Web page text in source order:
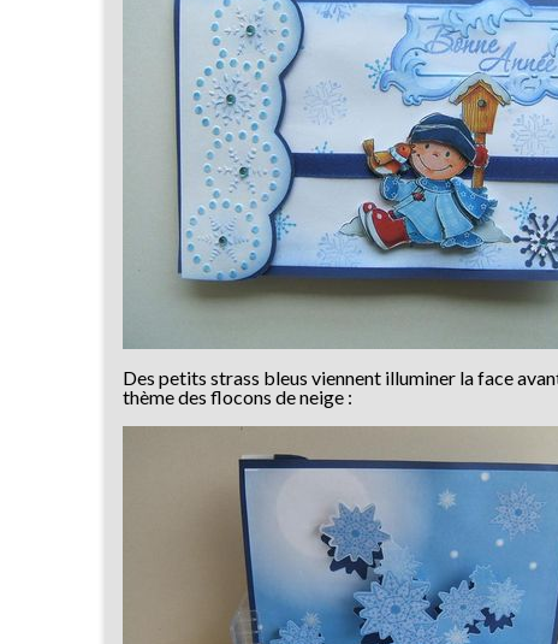
Des petits strass bleus viennent illuminer la face
thème des flocons de neige :